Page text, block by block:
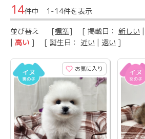
14件中 1-14件を表示
並び替え [標準] [ 掲載日： 新しい |
| 高い ] [ 誕生日： 近い | 遠い ]
お気に入り